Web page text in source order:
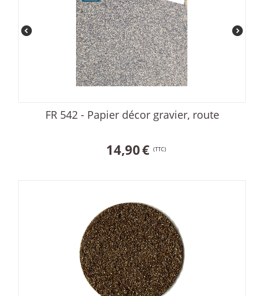
FR 542 - Papier décor gravier, route
14,90€ (TTC)